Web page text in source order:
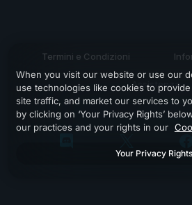
Termini e Condizioni
Assistenza
When you visit our website or use our
use technologies like cookies to
site traffic, and market our services to
by clicking on ‘Your Privacy Rights’
our practices and your rights in our
Your Privacy Rights